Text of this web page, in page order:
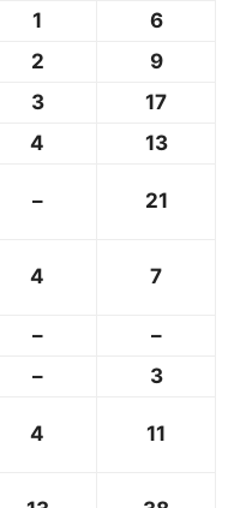
1
6
2
9
3
17
4
13
– 21
4 7
–
–
–
3
4 11